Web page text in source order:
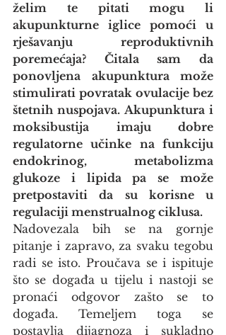
želim te pitati mogu li
akupunkturne iglice pomoći u
rješavanju reproduktivnih
poremećaja? Čitala sam da
ponovljena akupunktura može
stimulirati povratak ovulacije bez
štetnih nuspojava. Akupunktura i
moksibustija imaju dobre
regulatorne učinke na funkciju
endokrinog, metabolizma
glukoze i lipida pa se može
pretpostaviti da su korisne u
regulaciji menstrualnog ciklusa.
Nadovezala bih se na gornje
pitanje i zapravo, za svaku tegobu
radi se isto. Proučava se i ispituje
što se događa u tijelu i nastoji se
pronaći odgovor zašto se to
događa. Temeljem toga se
postavlja dijagnoza i sukladno